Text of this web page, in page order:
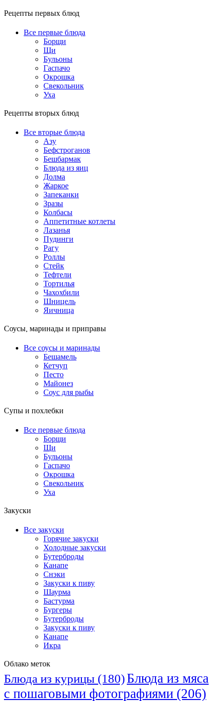
Рецепты первых блюд
Все первые блюда
Борщи
Щи
Бульоны
Гаспачо
Окрошка
Свекольник
Уха
Рецепты вторых блюд
Все вторые блюда
Азу
Бефстроганов
Бешбармак
Блюда из яиц
Долма
Жаркое
Запеканки
Зразы
Колбасы
Аппетитные котлеты
Лазанья
Пудинги
Рагу
Роллы
Стейк
Тефтели
Тортилья
Чахохбили
Шницель
Яичница
Соусы, маринады и приправы
Все соусы и маринады
Бешамель
Кетчуп
Песто
Майонез
Соус для рыбы
Супы и похлебки
Все первые блюда
Борщи
Щи
Бульоны
Гаспачо
Окрошка
Свекольник
Уха
Закуски
Все закуски
Горячие закуски
Холодные закуски
Бутерброды
Канапе
Снэки
Закуски к пиву
Шаурма
Бастурма
Бургеры
Бутерброды
Закуски к пиву
Канапе
Икра
Облако меток
Блюда из курицы (180)Блюда из мяса
с пошаговыми фотографиями (206)